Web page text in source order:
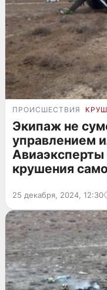
ПРОИСШЕСТВИЯ
Экипаж не
управлением
крушения
25 декабря, 2024, 12:30